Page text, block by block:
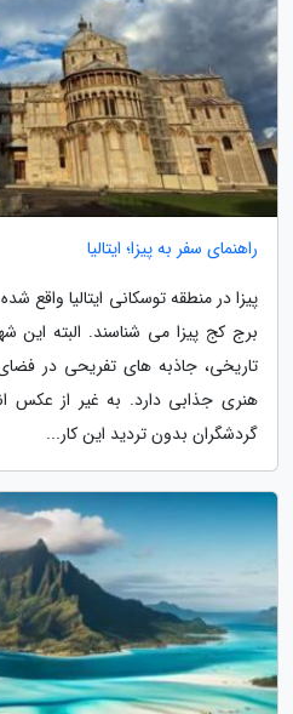
راهنمای سفر به پیزا؛ ایتالیا
پیزا در منطقه توسکانی ایتالیا واقع
برج کج پیزا می شناسند. البته این
تاریخی، جاذبه های تفریحی در
هنری جذابی دارد. به غیر از عکس
گردشگران بدون تردید این کار...